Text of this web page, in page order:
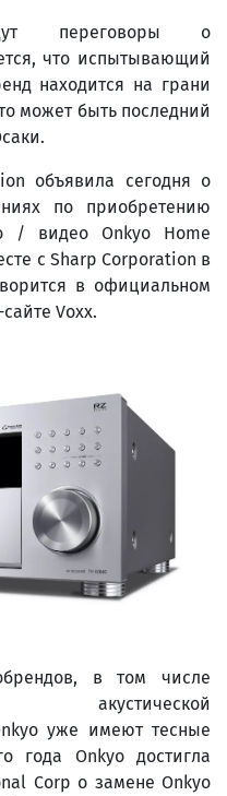
переговоры о
что испытывающий
находится на грани
может быть последний
объявила сегодня о
по приобретению
/ видео Onkyo Home
с Sharp Corporation в
в официальном
Voxx.
в том числе
акустической
уже имеют тесные
года Onkyo достигла
Corp о замене Onkyo